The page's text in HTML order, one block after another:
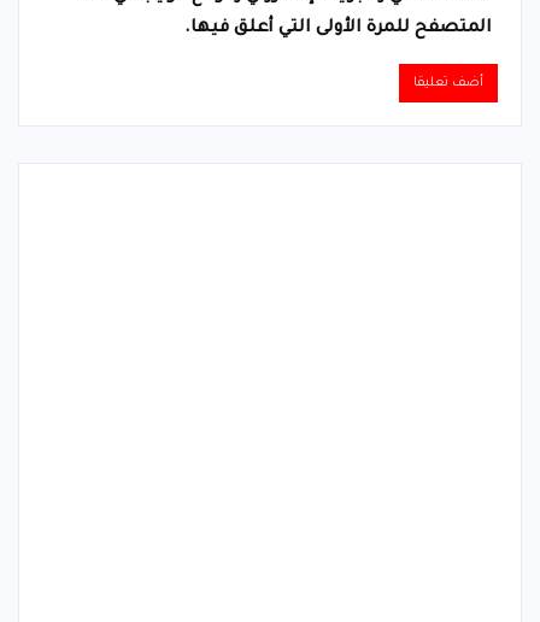
المتصفح للمرة الأولى التي أعلق فيها.